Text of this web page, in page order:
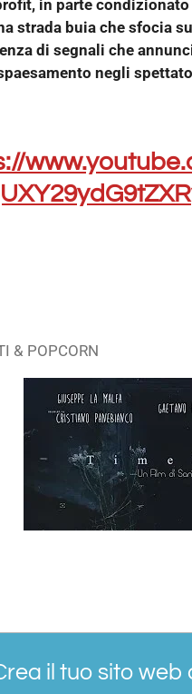
in parte
strada buia che sfocia
di segnali che
negli
& POPCORN
il tuo sito web